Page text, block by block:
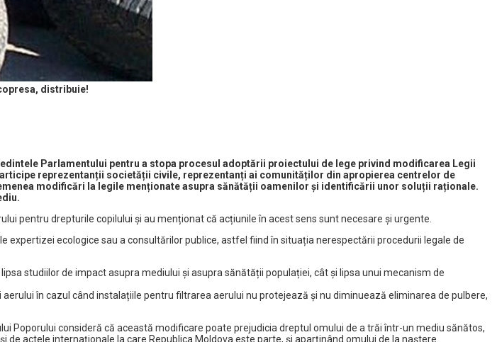
distribuie!
Parlamentului pentru a stopa procesul adoptării proiectului de lege privind modificarea Legii
reprezentanții societății civile, reprezentanți ai comunităților din apropierea centrelor de
modificări la legile menționate asupra sănătății oamenilor și identificării unor soluții raționale.
pentru drepturile copilului și au menționat că acțiunile în acest sens sunt necesare și urgente.
ecologice sau a consultărilor publice, astfel fiind în situația nerespectării procedurii legale de
studiilor de impact asupra mediului și asupra sănătății populației, cât și lipsa unui mecanism de
în cazul când instalațiile pentru filtrarea aerului nu protejează și nu diminuează eliminarea de pulbere,
Poporului consideră că această modificare poate prejudicia dreptul omului de a trăi într-un mediu sănătos,
actele internaționale la care Republica Moldova este parte, și aparținând omului de la naștere.